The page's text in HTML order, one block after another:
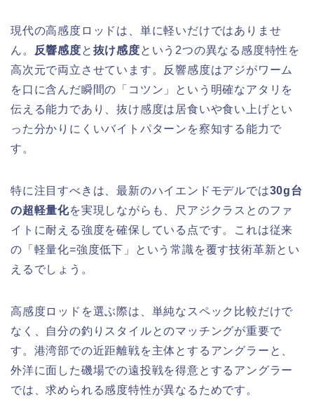
現代の高感度ロッドは、単に軽いだけではありませ
ん。
反響感度と 抜け感度という2つの異なる感度特性を
高次元で両立させています。反響感度はアジがワーム
を口に含んだ瞬間の「コツン」という明確なアタリを
伝える能力であり、抜け感度は居食いや食い上げとい
った分かりにくいバイトパターンを察知する能力で
す。
特に注目すべきは、最新のハイエンドモデルでは30g台
の超軽量化を実現しながらも、尺アジクラスとのファ
イトに耐える強度を確保している点です。これは従来
の「軽量化=強度低下」という常識を覆す技術革新とい
えるでしょう。
高感度ロッドを選ぶ際は、単純なスペック比較だけで
なく、自分の釣りスタイルとのマッチングが重要で
す。港湾部での近距離戦を主体とするアングラーと、
外洋に面した磯場での遠投戦を得意とするアングラー
では、求められる感度特性が異なるためです。